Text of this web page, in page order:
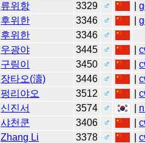
류위항 3329 ♂ |
후위한 3346 ♂ |
후위한 3346
♂
우광야 3445 ♂ |
구링이 3450 ♂ |
장타오(濤) 3446 ♂ |
펑리야오 3512 ♂ |
신진서 3574 ♂
샤천쿤 3406 ♂ |
Zhang Li 3378 ♂ |